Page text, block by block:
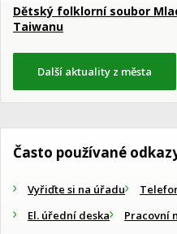
Dětský folklorní soubor
Taiwanu
Další aktuality z města
Často používané
Vyřiďte si na úřadu
El. úřední deska
Pracovní